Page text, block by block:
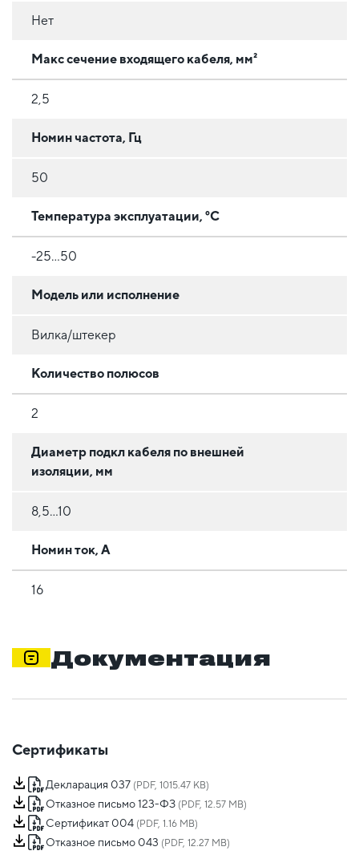
Нет
Макс сечение входящего кабеля, мм²
2,5
Номин частота, Гц
50
Температура эксплуатации, °C
-25...50
Модель или исполнение
Вилка/штекер
Количество полюсов
2
Диаметр подкл кабеля по внешней
изоляции, мм
8,5...10
Номин ток, А
16
Документация
Сертификаты
Декларация 037 (PDF, 1015.47 KB)
Отказное письмо 123-ФЗ (PDF, 12.57 MB)
Сертификат 004 (PDF, 1.16 MB)
Отказное письмо 043 (PDF, 12.27 MB)